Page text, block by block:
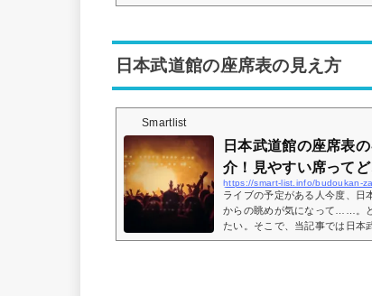
くんだけど、座席からの見え方
パは？大阪フェスティバルホー
日本武道館の座席表の見え方
Smartlist
日本武道館の座席表
介！見やすい席ってど
https://smart-list.info/budoukan-
ライブの予定がある人今度、日
からの眺めが気になって……。
たい。そこで、当記事では日本
本武道館で見やすい席日本武道